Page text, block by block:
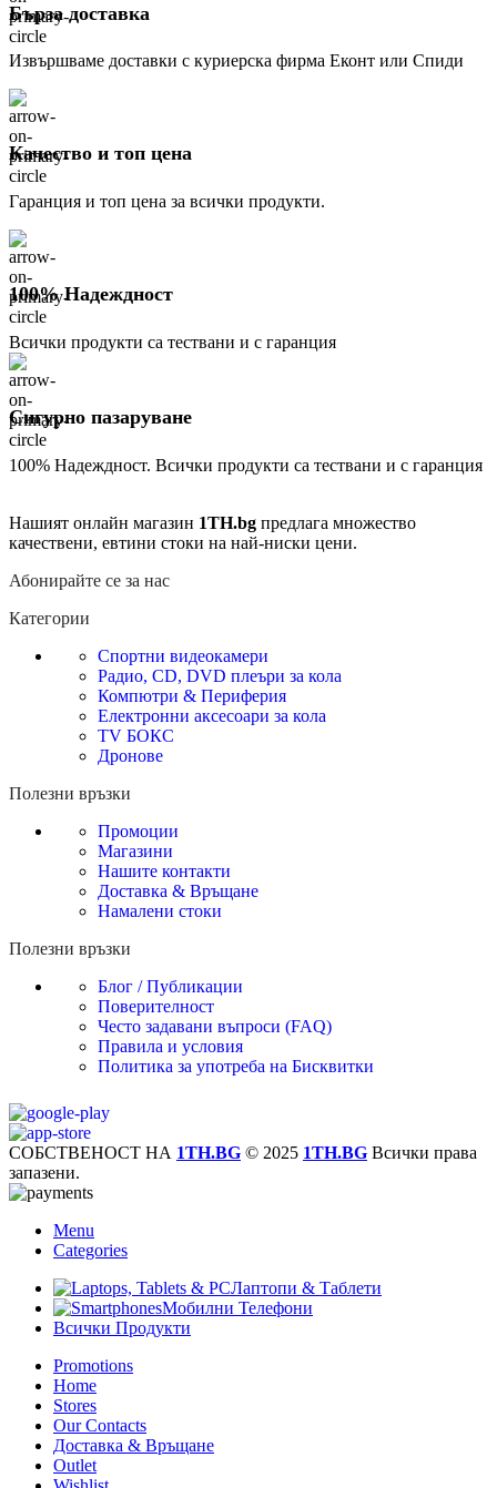
Бърза доставка
Извършваме доставки с куриерска фирма Еконт или Спиди
Качество и топ цена
Гаранция и топ цена за всички продукти.
100% Надеждност
Всички продукти са тествани и с гаранция
Сигурно пазаруване
100% Надеждност. Всички продукти са тествани и с гаранция
Нашият онлайн магазин 1TH.bg предлага множество
качествени, евтини стоки на най-ниски цени.
Абонирайте се за нас
Категории
Спортни видеокамери
Радио, CD, DVD плеъри за кола
Компютри & Периферия
Електронни аксесоари за кола
TV БОКС
Дронове
Полезни връзки
Промоции
Магазини
Нашите контакти
Доставка & Връщане
Намалени стоки
Полезни връзки
Блог / Публикации
Поверителност
Често задавани въпроси (FAQ)
Правила и условия
Политика за употреба на Бисквитки
СОБСТВЕНОСТ НА 1TH.BG © 2025 1TH.BG Всички права
запазени.
Menu
Categories
Лаптопи & Таблети
Мобилни Телефони
Всички Продукти
Promotions
Home
Stores
Our Contacts
Доставка & Връщане
Outlet